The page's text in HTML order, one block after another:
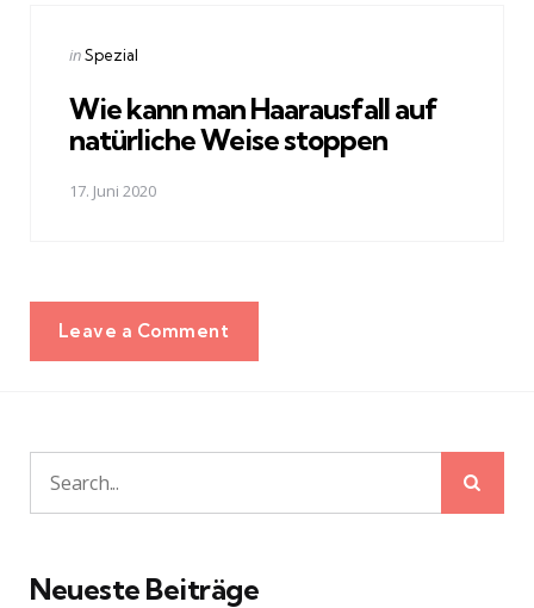
Posted
inSpezial
Wie kann man Haarausfall auf
natürliche Weise stoppen
17. Juni 2020
Leave a Comment
Search
for:
Neueste Beiträge